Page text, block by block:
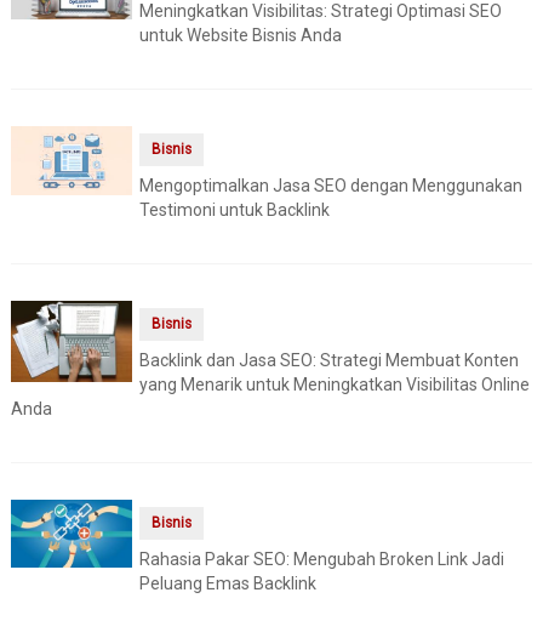
Meningkatkan Visibilitas: Strategi Optimasi SEO
untuk Website Bisnis Anda
Bisnis
Mengoptimalkan Jasa SEO dengan Menggunakan
Testimoni untuk Backlink
Bisnis
Backlink dan Jasa SEO: Strategi Membuat Konten
yang Menarik untuk Meningkatkan Visibilitas Online
Anda
Bisnis
Rahasia Pakar SEO: Mengubah Broken Link Jadi
Peluang Emas Backlink